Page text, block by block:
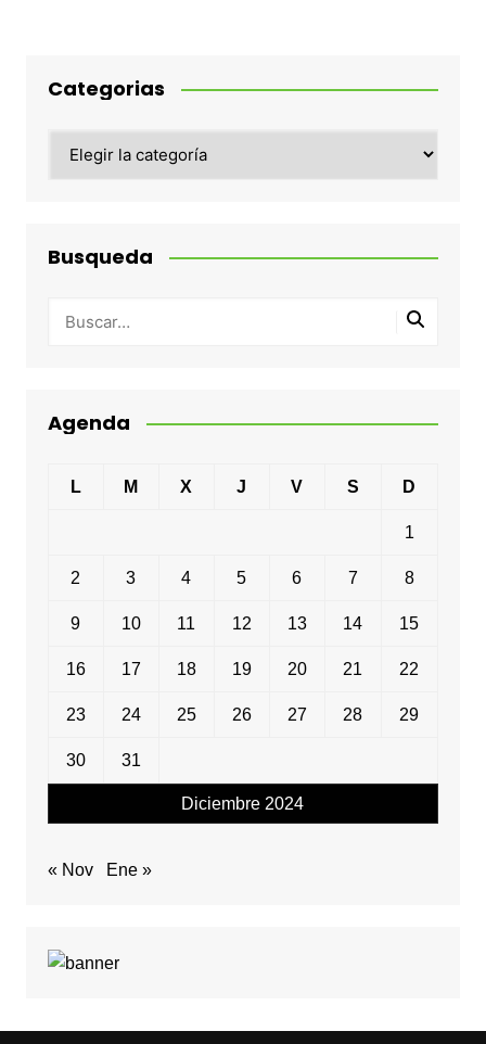
Categorias
Busqueda
Agenda
Diciembre 2024
L M X J V S D
1
2 3 4 5 6 7 8
9 10 11 12 13 14 15
16 17 18 19 20 21 22
23 24 25 26 27 28 29
30 31
« Nov Ene »